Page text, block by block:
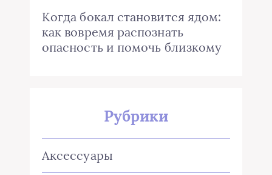
Когда бокал становится ядом:
как вовремя распознать
опасность и помочь близкому
Рубрики
Аксессуары